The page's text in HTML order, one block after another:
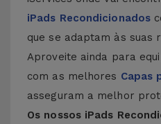
iPads Recondicionados
que se adaptam às suas
Aproveite ainda para
com as melhores Capas
asseguram a melhor
Os nossos iPads